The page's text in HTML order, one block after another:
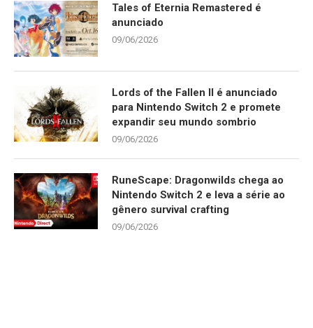
Tales of Eternia Remastered é
anunciado
09/06/2026
Lords of the Fallen II é anunciado
para Nintendo Switch 2 e promete
expandir seu mundo sombrio
09/06/2026
RuneScape: Dragonwilds chega ao
Nintendo Switch 2 e leva a série ao
gênero survival crafting
09/06/2026